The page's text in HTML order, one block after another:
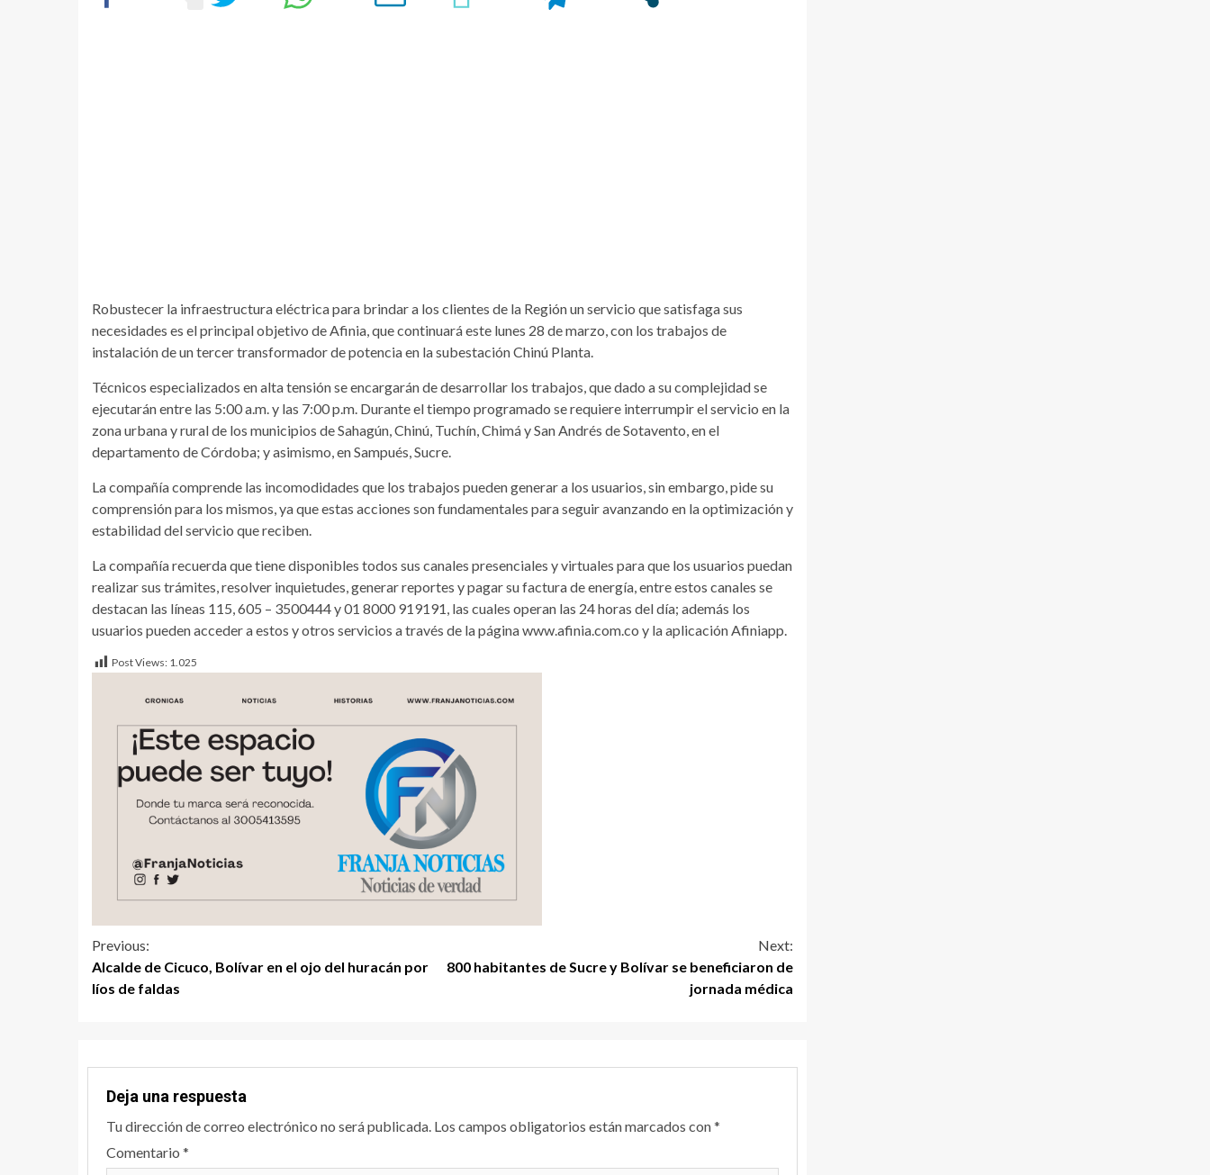
Robustecer la infraestructura eléctrica para brindar a los clientes de la Región un servicio que satisfaga sus
necesidades es el principal objetivo de Afinia, que continuará este lunes 28 de marzo, con los trabajos de
instalación de un tercer transformador de potencia en la subestación Chinú Planta.
Técnicos especializados en alta tensión se encargarán de desarrollar los trabajos, que dado a su complejidad se
ejecutarán entre las 5:00 a.m. y las 7:00 p.m. Durante el tiempo programado se requiere interrumpir el servicio en la
zona urbana y rural de los municipios de Sahagún, Chinú, Tuchín, Chimá y San Andrés de Sotavento, en el
departamento de Córdoba; y asimismo, en Sampués, Sucre.
La compañía comprende las incomodidades que los trabajos pueden generar a los usuarios, sin embargo, pide su
comprensión para los mismos, ya que estas acciones son fundamentales para seguir avanzando en la optimización y
estabilidad del servicio que reciben.
La compañía recuerda que tiene disponibles todos sus canales presenciales y virtuales para que los usuarios puedan
realizar sus trámites, resolver inquietudes, generar reportes y pagar su factura de energía, entre estos canales se
destacan las líneas 115, 605 – 3500444 y 01 8000 919191, las cuales operan las 24 horas del día; además los
usuarios pueden acceder a estos y otros servicios a través de la página www.afinia.com.co y la aplicación Afiniapp.
Post Views: 1.025
Previous:
Alcalde de Cicuco, Bolívar en el ojo del huracán por
líos de faldas
Next:
800 habitantes de Sucre y Bolívar se beneficiaron de
jornada médica
Deja una respuesta
Tu dirección de correo electrónico no será publicada. Los campos obligatorios están marcados con*
Comentario *